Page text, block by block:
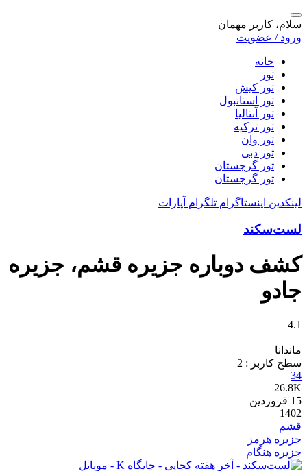
سلام، کاربر مهمان
ورود / عضویت
خانه
تور
تور کیش
تور استانبول
تور آنتالیا
تور ترکیه
تور وان
تور دبی
تور گرجستان
تور گرجستان
لینکدین اینستاگرام تلگرام آپارات
لست‌سکند
کشف دوباره جزیره قشم، جزیره
جادو
4.1
ماندانا
سطح کاربر : 2
34
26.8K
15 فروردین
1402
قشم
جزیره هرمز
جزیره هنگام